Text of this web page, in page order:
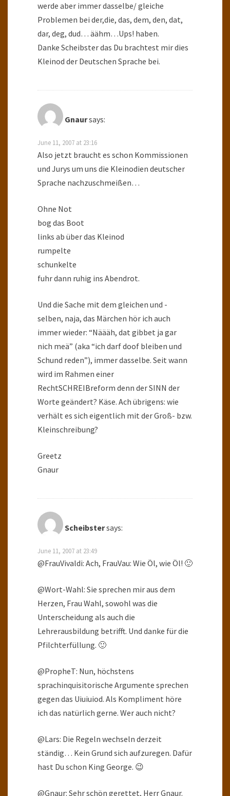
werde aber immer dasselbe/ gleiche
Problemen bei der,die, das, dem, den, dat,
dar, deg, dud… äähm…Ups! haben.
Danke Scheibster das Du brachtest mir dies
Kleinod der Deutschen Sprache bei.
Gnaursays:
June 11, 2007 at 23:16
Also jetzt braucht es schon Kommissionen
und Jurys um uns die Kleinodien deutscher
Sprache nachzuschmeißen…
Ohne Not
bog das Boot
links ab über das Kleinod
rumpelte
schunkelte
fuhr dann ruhig ins Abendrot.
Und die Sache mit dem gleichen und -
selben, naja, das Märchen hör ich auch
immer wieder: “Näääh, dat gibbet ja gar
nich meä” (aka “ich darf doof bleiben und
Schund reden”), immer dasselbe. Seit wann
wird im Rahmen einer
RechtSCHREIBreform denn der SINN der
Worte geändert? Käse. Ach übrigens: wie
verhält es sich eigentlich mit der Groß- bzw.
Kleinschreibung?
Greetz
Gnaur
Scheibstersays:
June 11, 2007 at 23:49
@FrauVivaldi: Ach, FrauVau: Wie Öl, wie Öl! 🙂
@Wort-Wahl: Sie sprechen mir aus dem
Herzen, Frau Wahl, sowohl was die
Unterscheidung als auch die
Lehrerausbildung betrifft. Und danke für die
Pfilchterfüllung. 🙂
@PropheT: Nun, höchstens
sprachinquisitorische Argumente sprechen
gegen das Uiuiuiod. Als Kompliment höre
ich das natürlich gerne. Wer auch nicht?
@Lars: Die Regeln wechseln derzeit
ständig… Kein Grund sich aufzuregen. Dafür
hast Du schon King George. 😉
@Gnaur: Sehr schön gerettet, Herr Gnaur.